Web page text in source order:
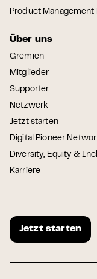
Product Management
Über uns
Gremien
Mitglieder
Supporter
Netzwerk
Jetzt starten
Digital Pioneer
Diversity, Equity &
Karriere
Jetzt starten